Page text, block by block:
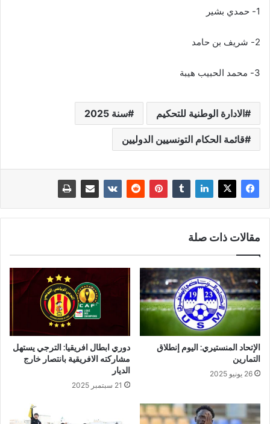
1- حمدي بشير
2- شريف بن حامد
3- محمد الحبيب هيبة
الادارة الوطنية للتحكيم سنة 2025
قائمة الحكام التونسيين الدوليين
مقالات ذات صلة
الإتحاد المنستيري: اليوم إنطلاق
التمارين
26 يونيو 2025
دوري ابطال افريقيا: الترجي يستهل
مشاركته الافريقية بانتصار خارج
الديار
21 سبتمبر 2025